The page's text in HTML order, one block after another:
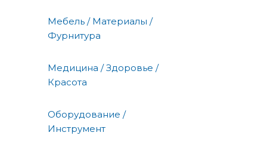
Мебель / Материалы /
Фурнитура
Медицина / Здоровье /
Красота
Оборудование /
Инструмент